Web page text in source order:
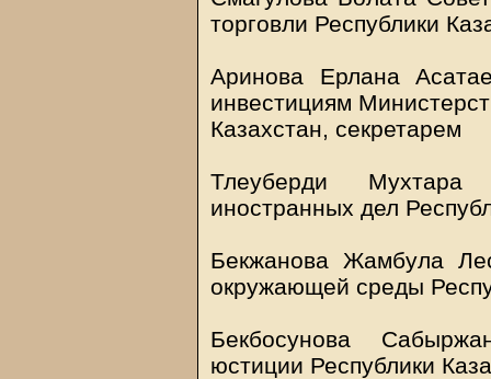
торговли Республики
Аринова Ерлана
инвестициям
Казахстан, секретарем
Тлеуберди Мухтара
иностранных дел
Бекжанова Жамбула
окружающей среды
Бекбосунова
юстиции Республики